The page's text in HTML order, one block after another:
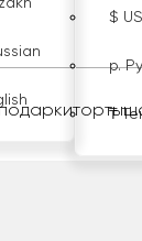
$
р.
₸
торты